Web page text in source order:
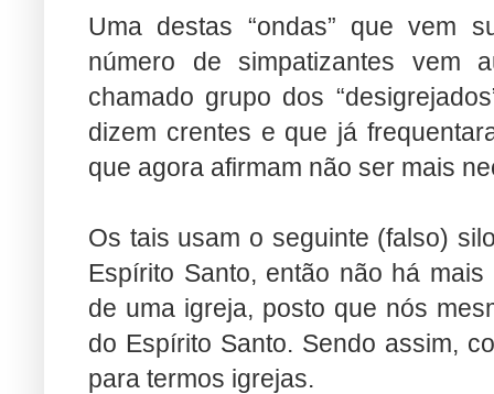
Uma destas “ondas” que vem
número de simpatizantes vem
chamado grupo dos
dizem crentes e que já
que agora afirmam não ser mais
Os tais usam o seguinte (falso)
Espírito Santo, então não há
de uma igreja, posto que nós
do Espírito Santo. Sendo assim,
para termos igrejas.